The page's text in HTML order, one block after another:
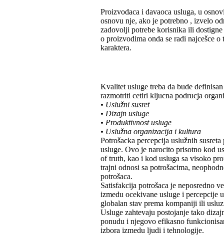
Proizvodaca i davaoca usluga, u
osnovu nje, ako je potrebno , izvelo
zadovolji potrebe korisnika ili
o proizvodima onda se radi najcešce
karaktera.
Kvalitet usluge treba da bude
razmotriti cetiri kljucna podrucja
• Uslužni susret
• Dizajn usluge
• Produktivnost usluge
• Uslužna organizacija i kultura
Potrošacka percepcija uslužnih
usluge. Ovo je narocito prisotno kod
of truth, kao i kod usluga sa visoko
trajni odnosi sa potrošacima,
potrošaca.
Satisfakcija potrošaca je neposredno
izmedu ocekivane usluge i percepcije
globalan stav prema kompaniji ili
Usluge zahtevaju postojanje tako
ponudu i njegovo efikasno
izbora izmedu ljudi i tehnologije.